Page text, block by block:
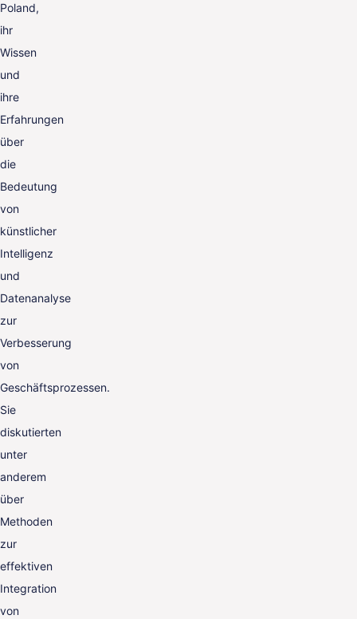
Poland,
ihr
Wissen
und
ihre
Erfahrungen
über
die
Bedeutung
von
künstlicher
Intelligenz
und
Datenanalyse
zur
Verbesserung
von
Geschäftsprozessen.
Sie
diskutierten
unter
anderem
über
Methoden
zur
effektiven
Integration
von